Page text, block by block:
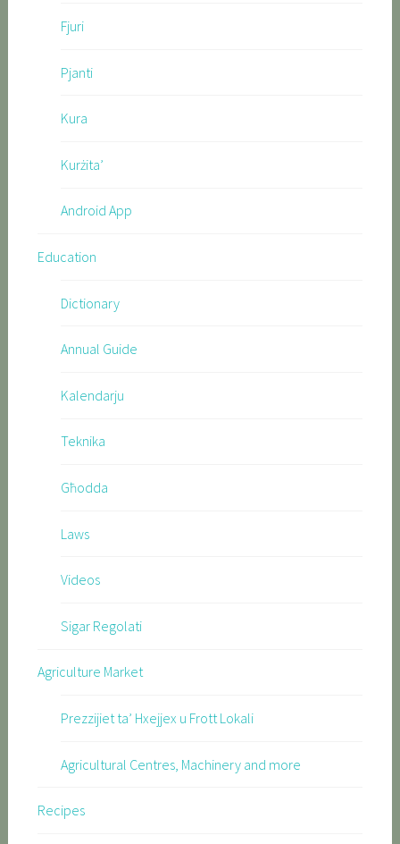
Fjuri
Pjanti
Kura
Kurżita’
Android App
Education
Dictionary
Annual Guide
Kalendarju
Teknika
Għodda
Laws
Videos
Sigar Regolati
Agriculture Market
Prezzijiet ta’ Hxejjex u Frott Lokali
Agricultural Centres, Machinery and more
Recipes